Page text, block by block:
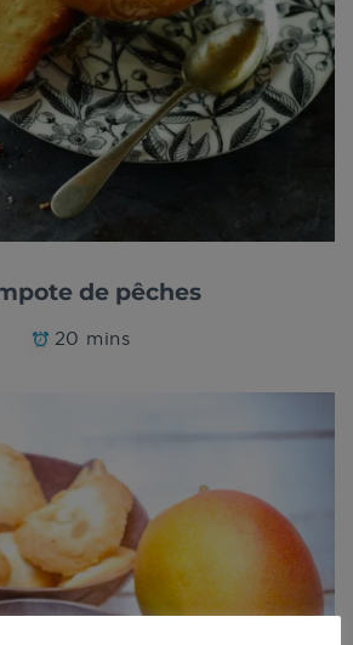
de pêches
20 mins